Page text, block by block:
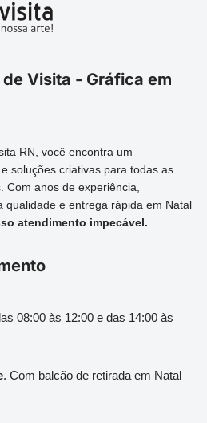
Visita - Gráfica em
RN, você encontra um
soluções criativas para todas as
Com anos de experiência,
qualidade e entrega rápida em Natal
atendimento impecável.
08:00 às 12:00 e das 14:00 às
. Com balcão de retirada em Natal